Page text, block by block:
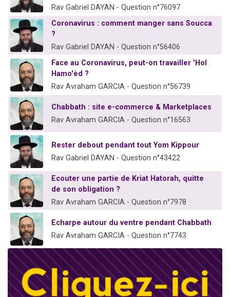
Rav Gabriel DAYAN - Question n°76097
Coronavirus : comment manger sans Soucca
?
Rav Gabriel DAYAN - Question n°56406
Face au Coronavirus, peut-on travailler 'Hol
Hamo'èd ?
Rav Avraham GARCIA - Question n°56739
Chabbath : site e-commerce & Marketplaces
Rav Avraham GARCIA - Question n°16563
Rester debout pendant tout Yom Kippour
Rav Gabriel DAYAN - Question n°43422
Ecouter une partie de Kriat Hatorah, quitte
de son obligation ?
Rav Avraham GARCIA - Question n°7978
Echarpe autour du ventre pendant Chabbath
Rav Avraham GARCIA - Question n°7743